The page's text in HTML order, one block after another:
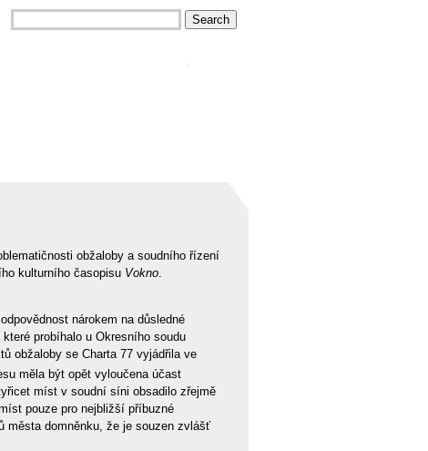
obžaloby a soudního řízení
kulturního časopisu Vokno.
nárokem na důsledné
probíhalo u Okresního soudu
obžaloby se Charta 77 vyjádřila ve
měla být opět vyloučena účast
míst v soudní síni obsadilo zřejmě
pouze pro nejbližší příbuzné
města domněnku, že je souzen zvlášť